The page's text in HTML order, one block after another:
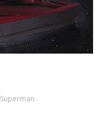
Superman